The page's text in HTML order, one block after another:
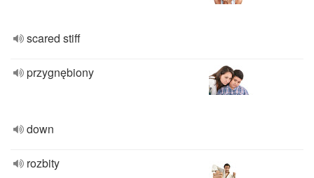
scared stiff
przygnębiony
down
rozbity